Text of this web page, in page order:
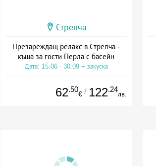
Стрелча
Презареждащ релакс в Стрелча -
къща за гости Перла с басейн
Дата: 15.06 - 30.09 + закуска
62.50
€ / 122.24
лв.